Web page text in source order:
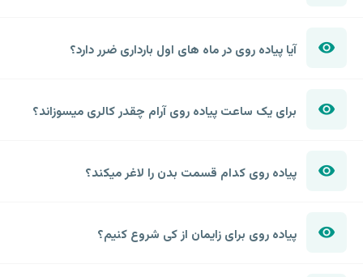
آیا پیاده روی در ماه های اول بارداری ضرر دارد؟
برای یک ساعت پیاده روی آرام چقدر کالری میسوزاند؟
پیاده روی کدام قسمت بدن را لاغر میکند؟
پیاده روی برای زایمان از کی شروع کنیم؟